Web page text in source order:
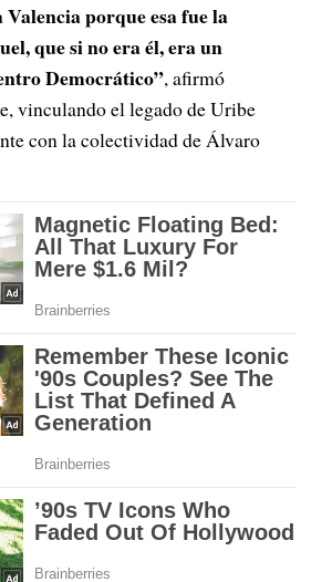
porque esa fue la
que si no era él, era un
Democrático”, afirmó
vinculando el legado de Uribe
con la colectividad de Álvaro